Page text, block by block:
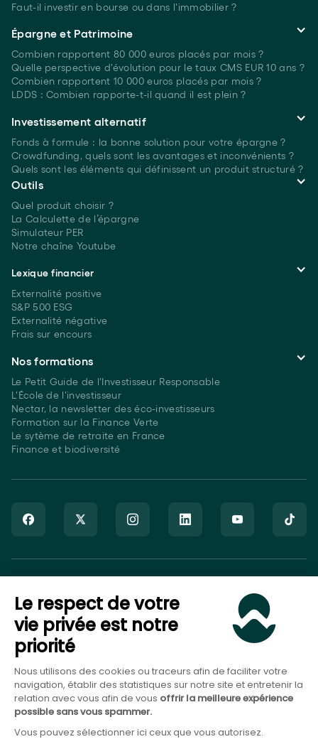
Le respect de votre
vie privée est notre
priorité
Nous utilisons des cookies ou traceurs afin de faciliter votre
navigation, établir des statistiques sur notre site et entretenir la
relation avec vous afin de vous offrir la meilleure expérience
possible sans vous spammer.
Vous pouvez sélectionner ici ceux que vous autorisez.
Faut-il investir en bourse ou dans l'immobilier ?
Épargne et Patrimoine
Combien rapportent 80 000 euros placés par mois ?
Quelle perspective d'évolution pour le taux CMS EUR 10 ans ?
Combien rapportent 10 000 euros placés par mois ?
LDDS : Combien rapporte-t-il quand il est plein ?
Investissement alternatif
Fonds à formule : la bonne solution pour votre épargne ?
Crowdfunding, quels sont les avantages et inconvénients ?
Quels sont les éléments qui définissent un produit structuré ?
Outils
Quel produit choisir ?
La Calculette de l’épargne
Simulateur PER
Notre chaîne Youtube
Lexique financier
Externalité positive
S&P 500 ESG
Externalité négative
Frais sur encours
Nos formations
Le Petit Guide de l'Investisseur Responsable
L'École de l'investisseur
Nectar, la newsletter des éco-investisseurs
Formation sur la Finance Verte
Le sytème de retraite en France
Finance et biodiversité
20007544 en tant que Courtier en Assurance (COA), Mandataire
non-exclusif en opérations de banque et en services de
paiement (MOBSP), activités régulées par l’ACPR et en tant que
Conseiller en Investissement Financier (CIF), activité régulée par
l’AMF.